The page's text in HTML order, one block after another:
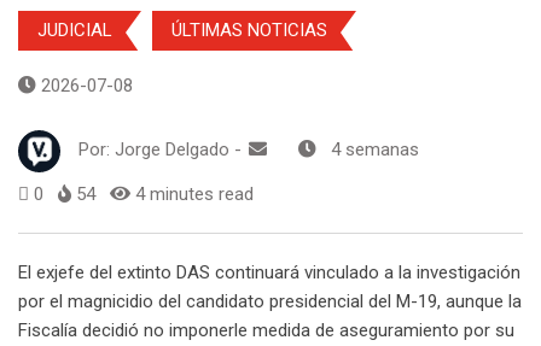
JUDICIAL ÚLTIMAS NOTICIAS
2026-07-08
Por: Jorge Delgado - 4 semanas
0 54 4 minutes read
El exjefe del extinto DAS continuará vinculado a la investigación
por el magnicidio del candidato presidencial del M-19, aunque la
Fiscalía decidió no imponerle medida de aseguramiento por su